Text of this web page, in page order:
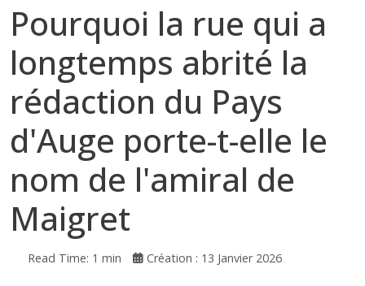
Pourquoi la rue qui a
longtemps abrité la
rédaction du Pays
d'Auge porte-t-elle le
nom de l'amiral de
Maigret
Read Time: 1 min Création : 13 Janvier 2026